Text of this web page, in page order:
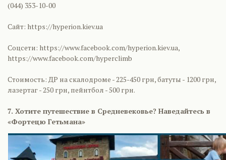
(044) 353-10-00
Сайт: https://hyperion.kiev.ua
Соцсети: https://www.facebook.com/hyperion.kiev.ua,
https://www.facebook.com/hyperclimb
Стоимость: ДР на скалодроме - 225-450 грн, батуты - 1200 грн,
лазертаг - 250 грн, пейнтбол - 500 грн.
7. Хотите путешествие в Средневековье? Наведайтесь в
«Фортецю Гетьмана»